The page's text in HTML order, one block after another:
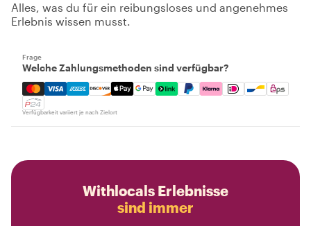
Alles, was du für ein reibungsloses und angenehmes
Erlebnis wissen musst.
Frage
Welche Zahlungsmethoden sind verfügbar?
Mastercard, Visa, Amex, Discover, Apple Pay, Google
Verfügbarkeit variiert je nach Zielort
Withlocals Erlebnisse
sind immer